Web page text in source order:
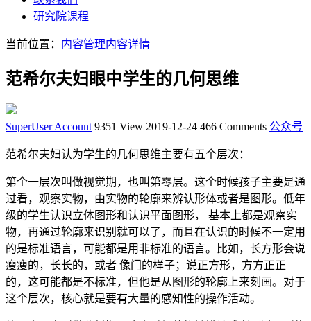
研究院课程
当前位置： 内容管理内容详情
范希尔夫妇眼中学生的几何思维
SuperUser Account 9351 View 2019-12-24 466 Comments 公众号
范希尔夫妇认为学生的几何思维主要有五个层次：
第个一层次叫做视觉期，也叫第零层。这个时候孩子主要是通
过看，观察实物，由实物的轮廓来辨认形体或者是图形。低年
级的学生认识立体图形和认识平面图形， 基本上都是观察实
物，再通过轮廓来识别就可以了，而且在认识的时候不一定用
的是标准语言，可能都是用非标准的语言。比如，长方形会说
瘦瘦的，长长的，或者 像门的样子；说正方形，方方正正
的，这可能都是不标准，但他是从图形的轮廓上来刻画。对于
这个层次，核心就是要有大量的感知性的操作活动。